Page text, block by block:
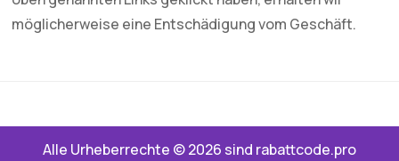
möglicherweise eine Entschädigung vom Geschäft.
Alle Urheberrechte © 2026 sind rabattcode.pro